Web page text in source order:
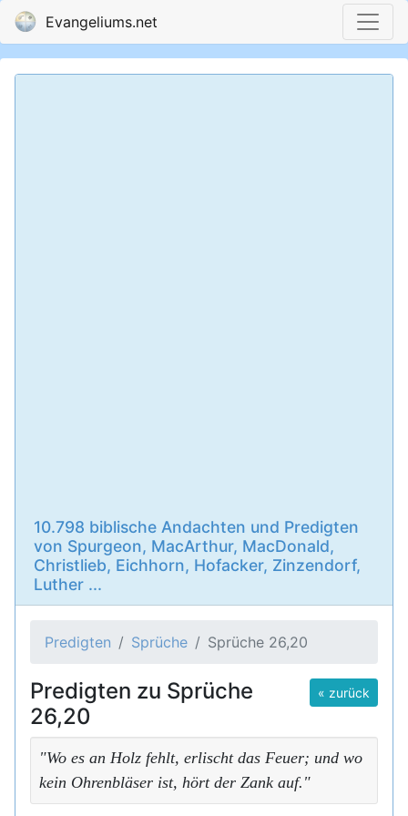
Evangeliums.net
10.798 biblische Andachten und Predigten
von Spurgeon, MacArthur, MacDonald,
Christlieb, Eichhorn, Hofacker, Zinzendorf,
Luther ...
Predigten Sprüche Sprüche 26,20
« zurück
Predigten zu Sprüche
26,20
"Wo es an Holz fehlt, erlischt das Feuer; und wo
kein Ohrenbläser ist, hört der Zank auf."